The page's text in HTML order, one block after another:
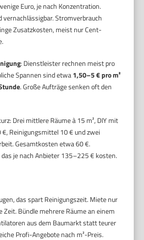
Euro, je nach Konzentration.
Stromverbrauch
Zusatzkosten, meist nur Cent-
: Dienstleister rechnen meist pro
Spannen sind etwa1,50–5 € pro m²
. Große Aufträge senken oft den
Drei mittlere Räume à 15 m², DIY mit
€, Reinigungsmittel 10 € und zwei
Gesamtkosten etwa 60 €.
je nach Anbieter 135–225 € kosten.
das spart Reinigungszeit. Miete nur
Zeit. Bündle mehrere Räume an einem
aus dem Baumarkt statt teurer
Profi-Angebote nach m²-Preis.